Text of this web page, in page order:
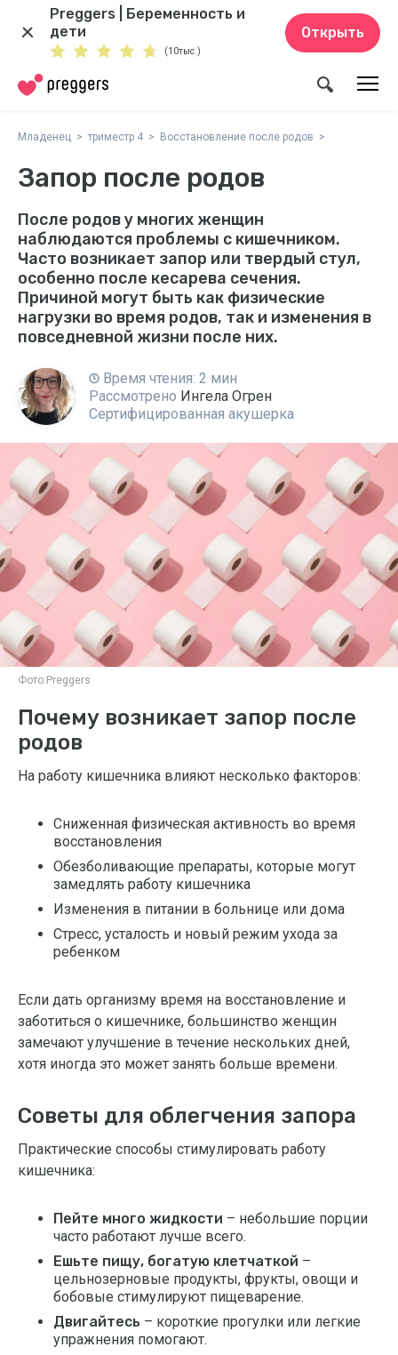
Preggers | Беременность и
дети
(10тыс.)
Открыть
Младенец триместр 4 Восстановление после родов
Запор после родов
После родов у многих женщин
наблюдаются проблемы с кишечником.
Часто возникает запор или твердый стул,
особенно после кесарева сечения.
Причиной могут быть как физические
нагрузки во время родов, так и изменения в
повседневной жизни после них.
Время чтения: 2 мин
Рассмотрено Ингела Огрен
Сертифицированная акушерка
Фото: Preggers
Почему возникает запор после
родов
На работу кишечника влияют несколько факторов:
Сниженная физическая активность во время
восстановления
Обезболивающие препараты, которые могут
замедлять работу кишечника
Изменения в питании в больнице или дома
Стресс, усталость и новый режим ухода за
ребенком
Если дать организму время на восстановление и
заботиться о кишечнике, большинство женщин
замечают улучшение в течение нескольких дней,
хотя иногда это может занять больше времени.
Советы для облегчения запора
Практические способы стимулировать работу
кишечника:
Пейте много жидкости – небольшие порции
часто работают лучше всего.
Ешьте пищу, богатую клетчаткой –
цельнозерновые продукты, фрукты, овощи и
бобовые стимулируют пищеварение.
Двигайтесь – короткие прогулки или легкие
упражнения помогают.